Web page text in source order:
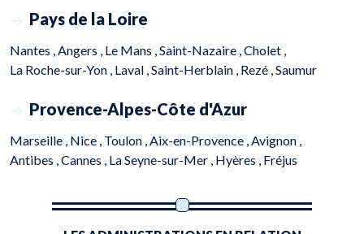
Pays de la Loire
Nantes ,Angers , Le Mans ,Saint-Nazaire ,Cholet ,
La Roche-sur-Yon , Laval ,Saint-Herblain , Rezé ,Saumur
Provence-Alpes-Côte d'Azur
Marseille , Nice , Toulon ,Aix-en-Provence ,Avignon ,
Antibes ,Cannes , La Seyne-sur-Mer , Hyères , Fréjus